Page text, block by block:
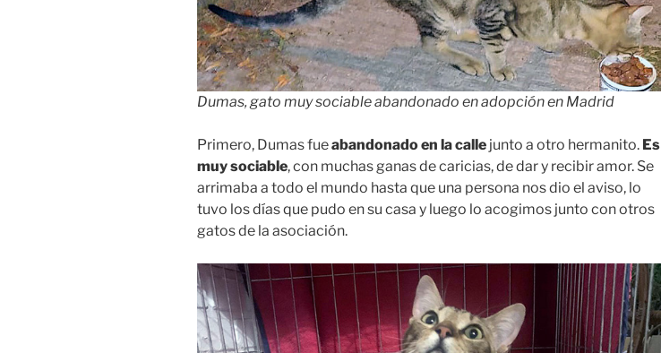
Dumas, gato muy sociable abandonado en adopción en Madrid
Primero, Dumas fueabandonado en la calle junto a otro hermanito. Es
muy sociable, con muchas ganas de caricias, de dar y recibir amor. Se
arrimaba a todo el mundo hasta que una persona nos dio el aviso, lo
tuvo los días que pudo en su casa y luego lo acogimos junto con otros
gatos de la asociación.